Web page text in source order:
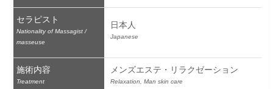
セラピスト
Nationality of Massagist /
masseuse
日本人
Japanese
施術内容
Treatment
メンズエステ・リラクゼーション
Relaxation, Man skin care